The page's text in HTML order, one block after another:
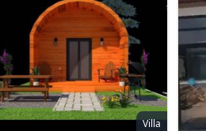
Villa